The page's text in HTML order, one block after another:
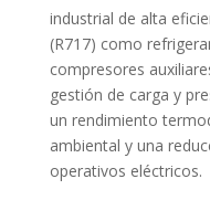
industrial de alta
(R717) como
compresores
gestión de carga y
un rendimiento
ambiental y una
operativos eléctricos.